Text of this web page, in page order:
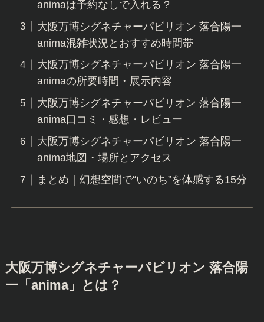
animaは予約なしで入れる？
大阪万博シグネチャーパビリオン 落合陽一
anima混雑状況とおすすめ時間帯
大阪万博シグネチャーパビリオン 落合陽一
animaの所要時間・展示内容
大阪万博シグネチャーパビリオン 落合陽一
anima口コミ・感想・レビュー
大阪万博シグネチャーパビリオン 落合陽一
anima地図・場所とアクセス
まとめ｜幻想空間で“いのち”を体感する15分
大阪万博シグネチャーパビリオン 落合陽
一「anima」とは？